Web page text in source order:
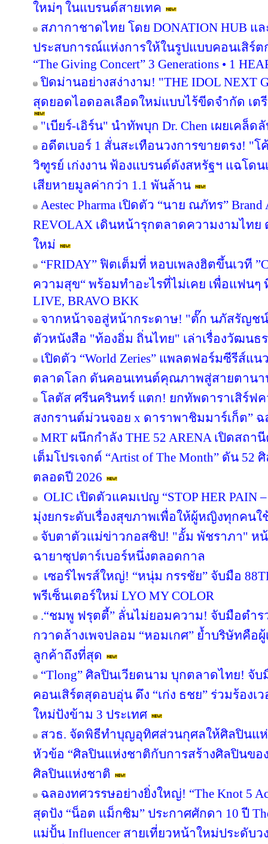
ใหม่ๆ ในแบรนด์สายเทค
สภากาชาดไทย โดย DONATION HUB แ
ประสบการณ์แห่งการให้ในรูปแบบคอนเสิร์ต
“The Giving Concert” 3 Generations • 1
ปิดม่านอย่างสง่างาม! "THE IDOL NEXT
สุดยอดไอดอลเลือดใหม่แบบไร้ขีดจำกัด เต
"เบียร์-เอิร์น" นำทัพบุก Dr. Chen เผยเคล็
อดีตเบอร์ 1 สั่นสะเทือนวงการขายตรง! "
วิฑูรย์ เก่งงาน ฟ้องแบรนด์ดังสหรัฐฯ แฉโด
เสียหายมูลค่ากว่า 1.1 พันล้าน
Aestec Pharma เปิดตัว “นาย ณภัทร”
REVOLAX เดินหน้ารุกตลาดความงามไทย
ใหม่
“FRIDAY” ฟิตเต็มที่ หอบเพลงฮิตขึ้นเวที
ความสุข“ พร้อมทำอะไรที่ไม่เคย เพื่อแฟนๆ
LIVE, BRAVO BKK
จากหน้าจอสู่หน้ากระดาษ! "ตั๊ก นภัสรัญช
ตัวหนังสือ "ท้องอิ่ม ถิ่นไทย" เล่าเรื่องวัฒนธ
เปิดตัว “World Zeries” แพลตฟอร์มซีรีส์
ตลาดโลก ดันคอนเทนต์คุณภาพสู่สายตาน
โลตัส ศรีนครินทร์ แตก! ยกทัพดาราเสิร์ฟค
สงกรานต์ม่วนจอย x ดาราพาชิมมาร์เก็ต”
MRT ผนึกกำลัง THE 52 ARENA เปิดสถ
เต็มโปรเจกต์ “Artist of The Month” ดัน 52
ตลอดปี 2026
OLIC เปิดตัวแคมเปญ “STOP HER PAIN
มุ่งยกระดับเรื่องสุขภาพเพื่อให้ผู้หญิงทุกคน
จับตาตัวแม่ข่าวกอสซิป! "อั้ม พัชราภา" หน้
ฉายาซุปตาร์เบอร์หนึ่งตลอดกาล
เซอร์ไพรส์ใหญ่! “หนุ่ม กรรชัย” จับมือ
พรีเซ็นเตอร์ใหม่ LYO MY COLOR
.“ชมพู ฟรุตตี้” ลั่นไม่ยอมความ! จับมือตำร
กวาดล้างเพจปลอม “หอมเกศ” ย้ำบริษัทคือ
ลูกค้าถึงที่สุด
“Tlong” ศิลปินเวียดนาม บุกตลาดไทย! จั
คอนเสิร์ตสุดอบอุ่น ดึง “เก่ง ธชย” ร่วมร้องเ
ใหม่ปังข้าม 3 ประเทศ
สวธ. จัดพิธีทำบุญอุทิศส่วนกุศลให้ศิลปินแ
หัวข้อ “ศิลปินแห่งชาติกับการสร้างศิลปินขอ
ศิลปินแห่งชาติ
ฉลองทศวรรษอย่างยิ่งใหญ่! “The Knot 5
สุดปัง “น็อต แม็กซิม” ประกาศศักดา 10 ปี
แม่ปั้น Influencer สายเที่ยวหน้าใหม่ประดับว